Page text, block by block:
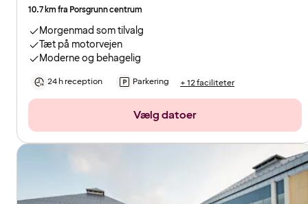
10.7 km fra Porsgrunn centrum
Morgenmad som tilvalg
Tæt på motorvejen
Moderne og behagelig
24 h reception Parkering + 12 faciliteter
Vælg datoer